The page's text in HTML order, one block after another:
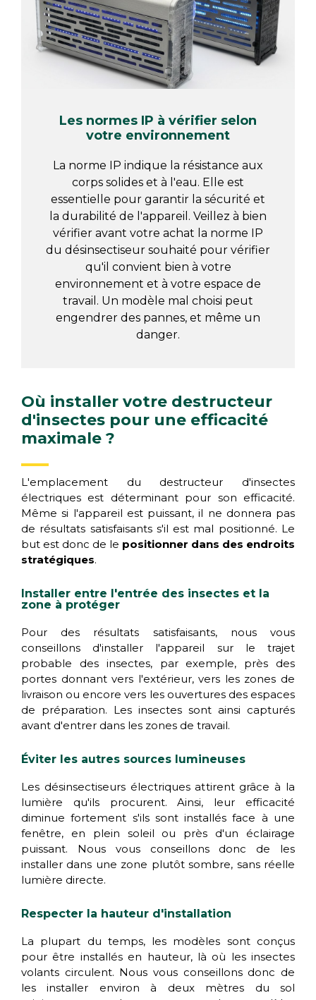
Les normes IP à vérifier selon
votre environnement
La norme IP indique la résistance aux
corps solides et à l'eau. Elle est
essentielle pour garantir la sécurité et
la durabilité de l'appareil. Veillez à bien
vérifier avant votre achat la norme IP
du désinsectiseur souhaité pour vérifier
qu'il convient bien à votre
environnement et à votre espace de
travail. Un modèle mal choisi peut
engendrer des pannes, et même un
danger.
Où installer votre destructeur
d'insectes pour une efficacité
maximale ?
L'emplacement du destructeur d'insectes
électriques est déterminant pour son efficacité.
Même si l'appareil est puissant, il ne donnera pas
de résultats satisfaisants s'il est mal positionné. Le
but est donc de le positionner dans des endroits
stratégiques.
Installer entre l'entrée des insectes et la
zone à protéger
Pour des résultats satisfaisants, nous vous
conseillons d'installer l'appareil sur le trajet
probable des insectes, par exemple, près des
portes donnant vers l'extérieur, vers les zones de
livraison ou encore vers les ouvertures des espaces
de préparation. Les insectes sont ainsi capturés
avant d'entrer dans les zones de travail.
Éviter les autres sources lumineuses
Les désinsectiseurs électriques attirent grâce à la
lumière qu'ils procurent. Ainsi, leur efficacité
diminue fortement s'ils sont installés face à une
fenêtre, en plein soleil ou près d'un éclairage
puissant. Nous vous conseillons donc de les
installer dans une zone plutôt sombre, sans réelle
lumière directe.
Respecter la hauteur d'installation
La plupart du temps, les modèles sont conçus
pour être installés en hauteur, là où les insectes
volants circulent. Nous vous conseillons donc de
les installer environ à deux mètres du sol